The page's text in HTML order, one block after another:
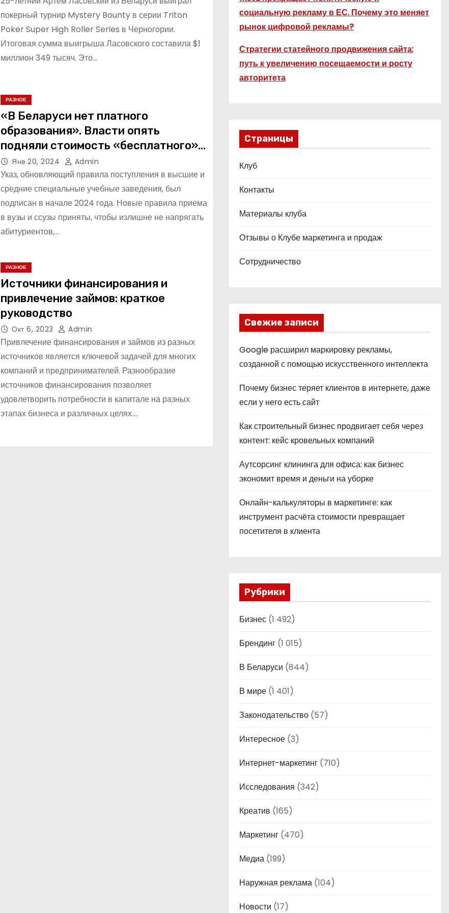
покерный турнир Mystery Bounty в серии Triton
Poker Super High Roller Series в Черногории.
Итоговая сумма выигрыша Ласовского составила $1
миллион 349 тысяч. Это…
РАЗНОЕ
«В Беларуси нет платного
образования». Власти опять
подняли стоимость «бесплатного»
образования
Янв 20, 2024 Admin
Указ, обновляющий правила поступления в высшие и
средние специальные учебные заведения, был
подписан в начале 2024 года. Новые правила приема
в вузы и ссузы приняты, чтобы излишне не напрягать
абитуриентов,…
РАЗНОЕ
Источники финансирования и
привлечение займов: краткое
руководство
Окт 6, 2023 Admin
Привлечение финансирования и займов из разных
источников является ключевой задачей для многих
компаний и предпринимателей. Разнообразие
источников финансирования позволяет
удовлетворить потребности в капитале на разных
этапах бизнеса и различных целях.…
социальную рекламу в ЕС. Почему это меняет
рынок цифровой рекламы?
Стратегии статейного продвижения сайта:
путь к увеличению посещаемости и росту
авторитета
Страницы
Клуб
Контакты
Материалы клуба
Отзывы о Клубе маркетинга и продаж
Сотрудничество
Свежие записи
Google расширил маркировку рекламы,
созданной с помощью искусственного интеллекта
Почему бизнес теряет клиентов в интернете, даже
если у него есть сайт
Как строительный бизнес продвигает себя через
контент: кейс кровельных компаний
Аутсорсинг клининга для офиса: как бизнес
экономит время и деньги на уборке
Онлайн-калькуляторы в маркетинге: как
инструмент расчёта стоимости превращает
посетителя в клиента
Рубрики
Бизнес (1 492)
Брендинг (1 015)
В Беларуси (844)
В мире (1 401)
Законодательство (57)
Интересное (3)
Интернет-маркетинг (710)
Исследования (342)
Креатив (165)
Маркетинг (470)
Медиа (199)
Наружная реклама (104)
Новости (17)